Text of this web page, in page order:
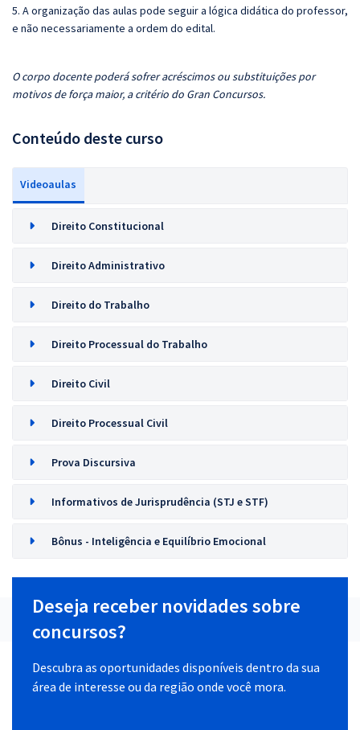
5. A organização das aulas pode seguir a lógica didática do professor,
e não necessariamente a ordem do edital.
O corpo docente poderá sofrer acréscimos ou substituições por
motivos de força maior, a critério do Gran Concursos.
Conteúdo deste curso
Videoaulas
Direito Constitucional
Direito Administrativo
Direito do Trabalho
Direito Processual do Trabalho
Direito Civil
Direito Processual Civil
Prova Discursiva
Informativos de Jurisprudência (STJ e STF)
Bônus - Inteligência e Equilíbrio Emocional
Deseja receber novidades sobre
concursos?
Descubra as oportunidades disponíveis dentro da sua
área de interesse ou da região onde você mora.